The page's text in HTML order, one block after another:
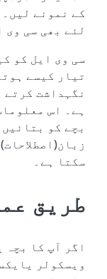
کے نمونے
لئے بھی سی وی
سی وی ایل کو
تیار کیسے
نگہداشت کرتے
ہے۔ اس
بچے کو
سکتا ہے۔
طریق
اگر آپ کا بچہ
ویسکولر